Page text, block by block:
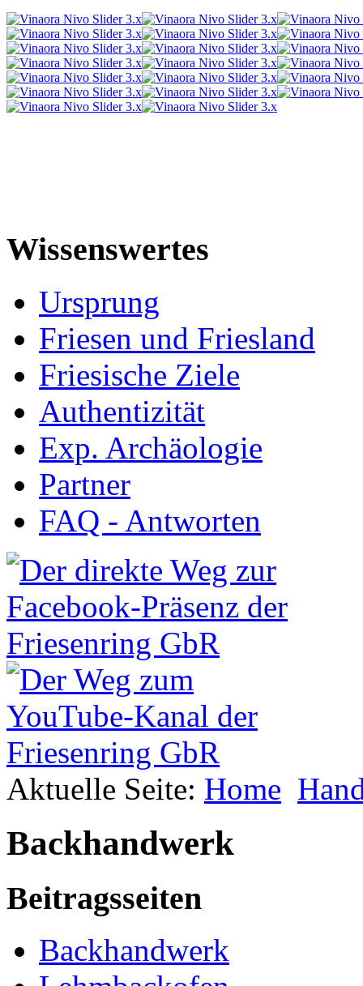
Wissenswertes
Ursprung
Friesen und Friesland
Friesische Ziele
Authentizität
Exp. Archäologie
Partner
FAQ - Antworten
Aktuelle Seite: Home
Backhandwerk
Beitragsseiten
Backhandwerk